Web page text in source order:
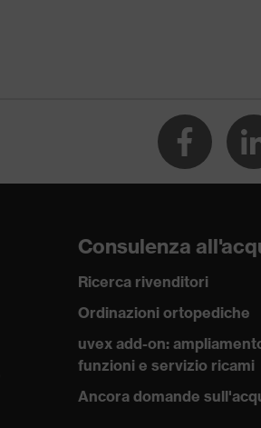
Consulenza
Ricerca rivenditori
Ordinazioni ortopediche
uvex add-on:
funzioni e servizio ricami
Ancora domande